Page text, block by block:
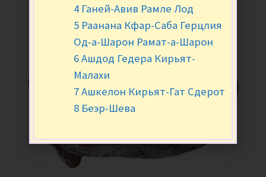
4 Ганей-Авив Рамле Лод
5 Раанана Кфар-Саба Герцлия
Од-а-Шарон Рамат-а-Шарон
6 Ашдод Гедера Кирьят-
Малахи
7 Ашкелон Кирьят-Гат Сдерот
8 Беэр-Шева